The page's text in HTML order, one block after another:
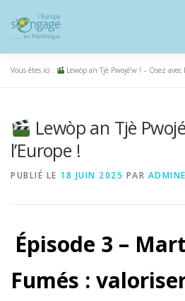
contenu
PROGRAMMES J’AI UN
RESSOURCES DOCUMENTAIRES
Vous êtes ici : Lewòp an Tjè Pwojé’w ! – Osez avec
Lewòp an Tjè
l’Europe !
PUBLIÉ LE 18 JUIN 2025 PAR
Épisode 3 –
Fumés :